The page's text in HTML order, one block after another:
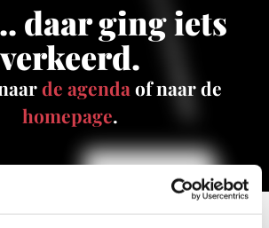
daar ging iets
verkeerd.
de agenda of naar de
homepage.